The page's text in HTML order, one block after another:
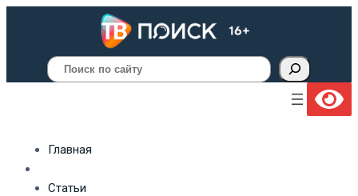
Поиск
Главная
Статьи